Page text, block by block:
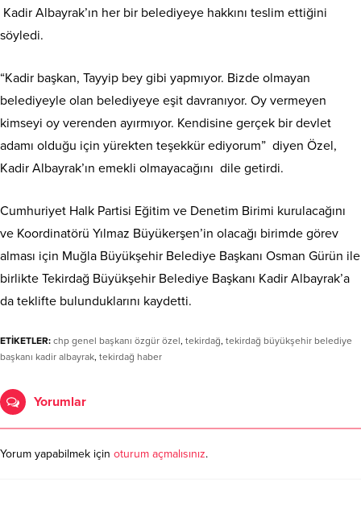
Kadir Albayrak’ın her bir belediyeye hakkını teslim ettiğini
söyledi.
“Kadir başkan, Tayyip bey gibi yapmıyor. Bizde olmayan
belediyeyle olan belediyeye eşit davranıyor. Oy vermeyen
kimseyi oy verenden ayırmıyor. Kendisine gerçek bir devlet
adamı olduğu için yürekten teşekkür ediyorum” diyen Özel,
Kadir Albayrak’ın emekli olmayacağını dile getirdi.
Cumhuriyet Halk Partisi Eğitim ve Denetim Birimi kurulacağını
ve Koordinatörü Yılmaz Büyükerşen’in olacağı birimde görev
alması için Muğla Büyükşehir Belediye Başkanı Osman Gürün ile
birlikte Tekirdağ Büyükşehir Belediye Başkanı Kadir Albayrak’a
da teklifte bulunduklarını kaydetti.
ETİKETLER: chp genel başkanı özgür özel, tekirdağ, tekirdağ büyükşehir belediye
başkanı kadir albayrak, tekirdağ haber
Yorumlar
Yorum yapabilmek için oturum açmalısınız.